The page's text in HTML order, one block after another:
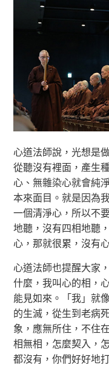
心道法師說，光想是
從聽沒有裡面，產生
心、無雜染心就會純
本來面目。就是因為
一個清淨心，所以不
地聽，沒有四相地聽
心，那就很累，沒有
心道法師也提醒大家
什麼，我叫心的相，
能見如來。「我」就
的生滅，從生到老病
象，應無所住，不住
相無相，怎麼契入，
都沒有，你們好好地